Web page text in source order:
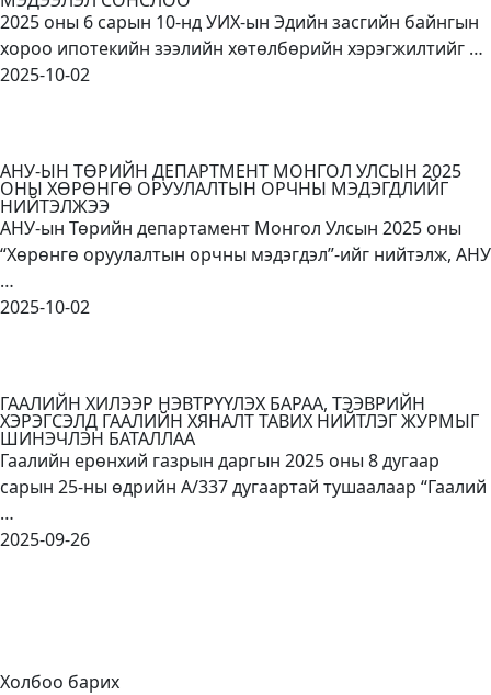
2025 оны 6 сарын 10-нд УИХ-ын Эдийн засгийн байнгын
хороо ипотекийн зээлийн хөтөлбөрийн хэрэгжилтийг …
2025-10-02
АНУ-ЫН ТӨРИЙН ДЕПАРТМЕНТ МОНГОЛ УЛСЫН 2025
ОНЫ ХӨРӨНГӨ ОРУУЛАЛТЫН ОРЧНЫ МЭДЭГДЛИЙГ
НИЙТЭЛЖЭЭ
АНУ-ын Төрийн департамент Монгол Улсын 2025 оны
“Хөрөнгө оруулалтын орчны мэдэгдэл”-ийг нийтэлж, АНУ
…
2025-10-02
ГААЛИЙН ХИЛЭЭР НЭВТРҮҮЛЭХ БАРАА, ТЭЭВРИЙН
ХЭРЭГСЭЛД ГААЛИЙН ХЯНАЛТ ТАВИХ НИЙТЛЭГ ЖУРМЫГ
ШИНЭЧЛЭН БАТАЛЛАА
Гаалийн ерөнхий газрын даргын 2025 оны 8 дугаар
сарын 25-ны өдрийн А/337 дугаартай тушаалаар “Гаалий
…
2025-09-26
Холбоо барих